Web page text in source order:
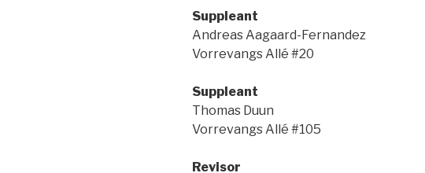
Suppleant
Andreas Aagaard-Fernandez
Vorrevangs Allé #20
Suppleant
Thomas Duun
Vorrevangs Allé #105
Revisor